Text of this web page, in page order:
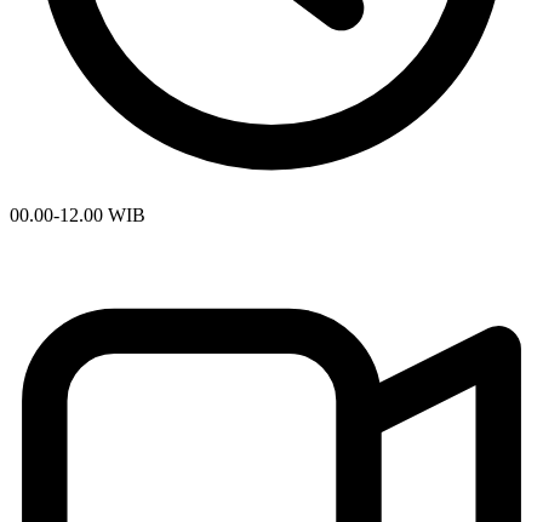
00.00-12.00 WIB